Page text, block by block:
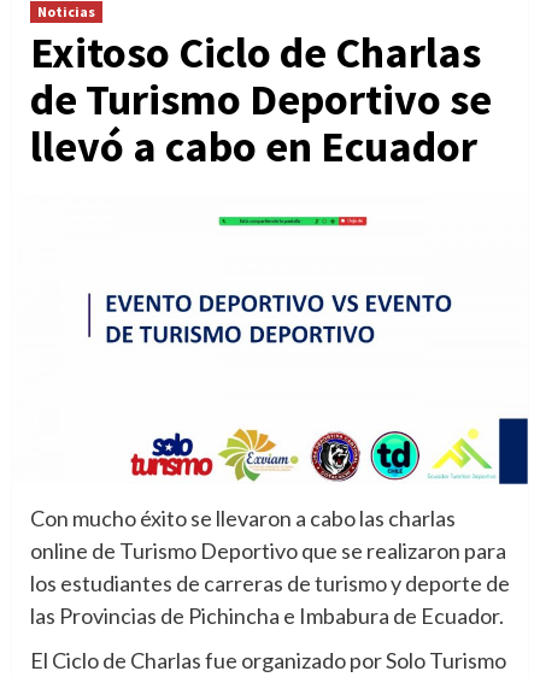
Noticias
Exitoso Ciclo de Charlas
de Turismo Deportivo se
llevó a cabo en Ecuador
Con mucho éxito se llevaron a cabo las charlas
online de Turismo Deportivo que se realizaron para
los estudiantes de carreras de turismo y deporte de
las Provincias de Pichincha e Imbabura de Ecuador.
El Ciclo de Charlas fue organizado por Solo Turismo